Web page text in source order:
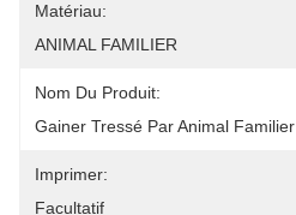
Matériau:
ANIMAL FAMILIER
Nom Du Produit:
Gainer Tressé Par Animal Familier
Imprimer:
Facultatif